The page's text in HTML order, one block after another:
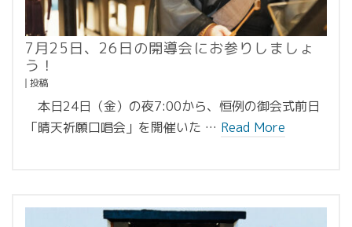
7月25日、26日の開導会にお参りしましょ
う！
投稿
本日24日（金）の夜7:00から、恒例の御会式前日
「晴天祈願口唱会」を開催いた … Read More